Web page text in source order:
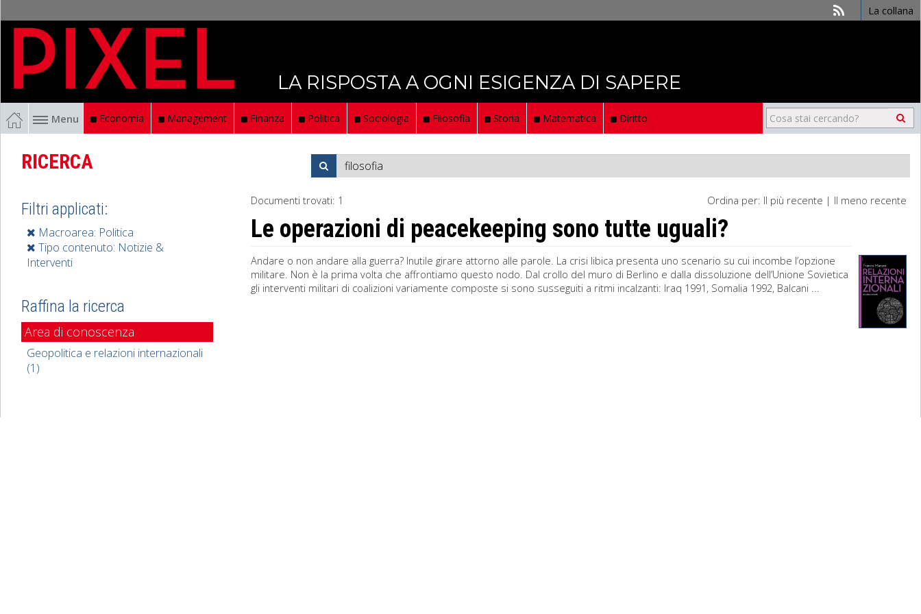
La collana
LA RISPOSTA A OGNI ESIGENZA DI SAPERE
Menu Economia Management Finanza Politica Sociologia Filosofia Storia Matematica Diritto
RICERCA
Ordina per: Il più recente | Il meno recente
Documenti trovati: 1
Le operazioni di peacekeeping sono tutte uguali?
Andare o non andare alla guerra? Inutile girare attorno alle parole. La crisi libica presenta uno scenario su cui incombe l’opzione
militare. Non è la prima volta che affrontiamo questo nodo. Dal crollo del muro di Berlino e dalla dissoluzione dell’Unione Sovietica
gli interventi militari di coalizioni variamente composte si sono susseguiti a ritmi incalzanti: Iraq 1991, Somalia 1992, Balcani ...
Filtri applicati:
Macroarea: Politica
Tipo contenuto: Notizie &
Interventi
Raffina la ricerca
Area di conoscenza
Geopolitica e relazioni internazionali
(1)